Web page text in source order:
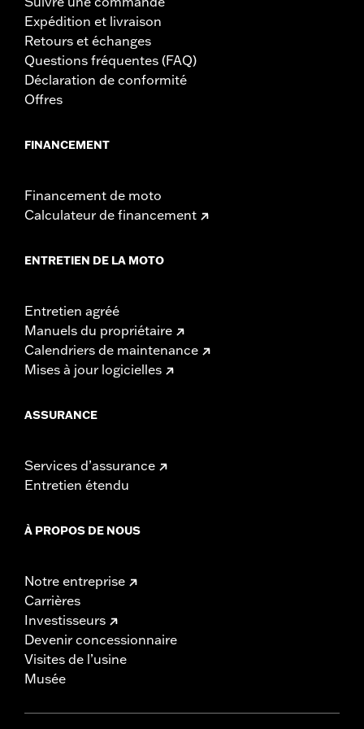
Expédition et livraison
Retours et échanges
Questions fréquentes (FAQ)
Déclaration de conformité
Offres
FINANCEMENT
Financement de moto
Calculateur de financement
ENTRETIEN DE LA MOTO
Entretien agréé
Manuels du propriétaire
Calendriers de maintenance
Mises à jour logicielles
ASSURANCE
Services d’assurance
Entretien étendu
À PROPOS DE NOUS
Notre entreprise
Carrières
Investisseurs
Devenir concessionnaire
Visites de l’usine
Musée